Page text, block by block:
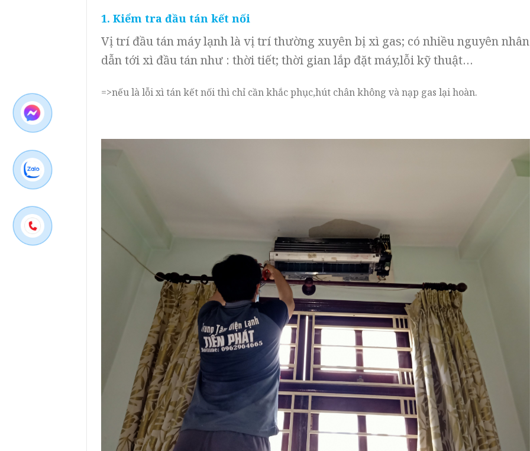
1. Kiểm tra đầu tán kết nối
Vị trí đầu tán máy lạnh là vị trí thường xuyên bị xì gas; có nhiều nguyên nhân
dẫn tới xì đầu tán như : thời tiết; thời gian lắp đặt máy,lỗi kỹ thuật…
=>nếu là lỗi xì tán kết nối thì chỉ cần khắc phục,hút chân không và nạp gas lại hoàn.